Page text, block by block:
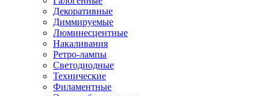
Декоративные
Диммируемые
Люминесцентные
Накаливания
Ретро-лампы
Светодиодные
Технические
Филаментные